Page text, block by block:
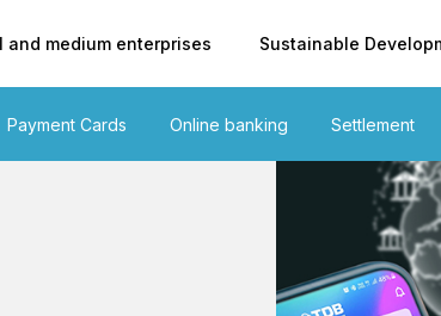
and medium enterprises Sustainable
Payment Cards Online banking Settlement